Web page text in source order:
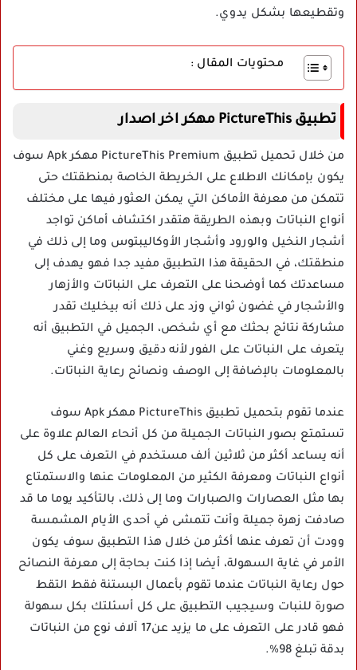
وتقطيعها بشكل يدوي.
محتويات المقال :
تطبيق PictureThis مهكر اخر اصدار
من خلال تحميل تطبيق PictureThis Premium مهكر Apk سوف
يكون بإمكانك الاطلاع على الخريطة الخاصة بمنطقتك حتى
تتمكن من معرفة الأماكن التي يمكن العثور فيها على مختلف
أنواع النباتات وبهذه الطريقة هتقدر اكتشاف أماكن تواجد
أشجار النخيل والورود وأشجار الأوكاليبتوس وما إلى ذلك في
منطقتك، في الحقيقة هذا التطبيق مفيد جدا فهو يهدف إلى
مساعدتك كما أوضحنا على التعرف على النباتات والأزهار
والأشجار في غضون ثواني وزد على ذلك أنه بيخليك تقدر
مشاركة نتائج بحثك مع أي شخص، الجميل في التطبيق أنه
يتعرف على النباتات على الفور لأنه دقيق وسريع وغني
بالمعلومات بالإضافة إلى الوصف ونصائح رعاية النباتات.
عندما تقوم بتحميل تطبيق PictureThis مهكر Apk سوف
تستمتع بصور النباتات الجميلة من كل أنحاء العالم علاوة على
أنه يساعد أكثر من ثلاثين ألف مستخدم في التعرف على كل
أنواع النباتات ومعرفة الكثير من المعلومات عنها والاستمتاع
بها مثل العصارات والصبارات وما إلى ذلك، بالتأكيد يوما ما قد
صادفت زهرة جميلة وأنت تتمشى في أحدى الأيام المشمسة
وودت أن تعرف عنها أكثر من خلال هذا التطبيق سوف يكون
الأمر في غاية السهولة، أيضا إذا كنت بحاجة إلى معرفة النصائح
حول رعاية النباتات عندما تقوم بأعمال البستنة فقط التقط
صورة للنبات وسيجيب التطبيق على كل أسئلتك بكل سهولة
فهو قادر على التعرف على ما يزيد عن17 آلاف نوع من النباتات
بدقة تبلغ 98%.